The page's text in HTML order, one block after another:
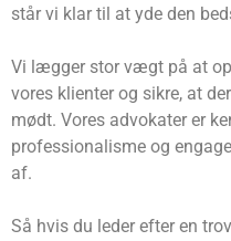
står vi klar til at yde den
Vi lægger stor vægt på at
vores klienter og sikre, at
mødt. Vores advokater er
professionalisme og
af.
Så hvis du leder efter en